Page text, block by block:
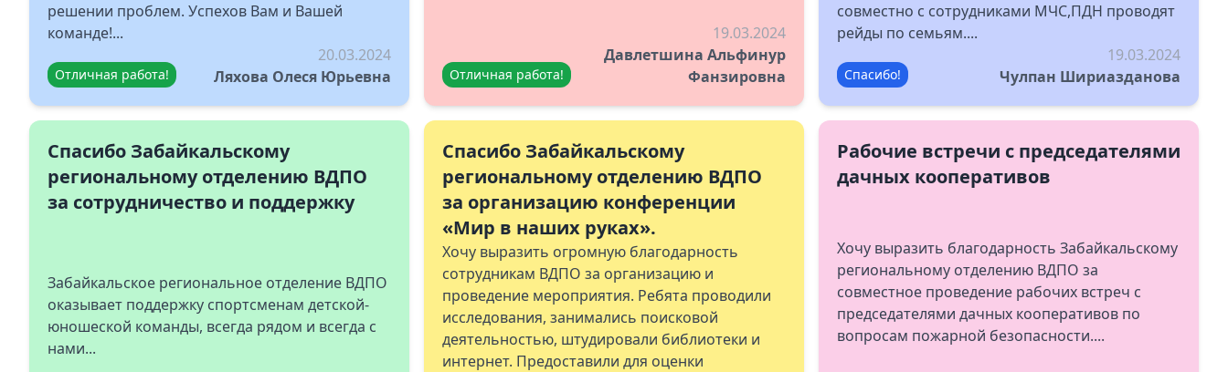
решении проблем. Успехов Вам и Вашей
команде!...
Отличная работа!
20.03.2024
Ляхова Олеся Юрьевна
Отличная работа!
19.03.2024
Давлетшина Альфинур
Фанзировна
совместно с сотрудниками МЧС,ПДН проводят
рейды по семьям....
Спасибо!
19.03.2024
Чулпан Шириазданова
Спасибо Забайкальскому
региональному отделению ВДПО
за сотрудничество и поддержку
Забайкальское региональное отделение ВДПО
оказывает поддержку спортсменам детской-
юношеской команды, всегда рядом и всегда с
нами...
Спасибо Забайкальскому
региональному отделению ВДПО
за организацию конференции
«Мир в наших руках».
Хочу выразить огромную благодарность
сотрудникам ВДПО за организацию и
проведение мероприятия. Ребята проводили
исследования, занимались поисковой
деятельностью, штудировали библиотеки и
интернет. Предоставили для оценки
Рабочие встречи с председателями
дачных кооперативов
Хочу выразить благодарность Забайкальскому
региональному отделению ВДПО за
совместное проведение рабочих встреч с
председателями дачных кооперативов по
вопросам пожарной безопасности....